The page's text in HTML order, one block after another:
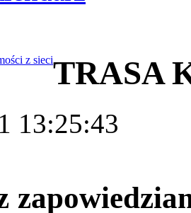
z sieciTRASA
13:25:43